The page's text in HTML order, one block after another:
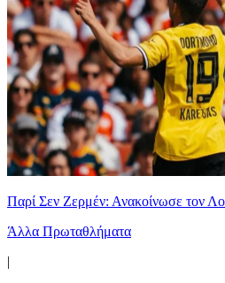
Παρί Σεν Ζερμέν: Ανακοίνωσε τον
Άλλα Πρωταθλήματα
|